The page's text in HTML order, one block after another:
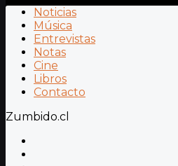
Noticias
Música
Entrevistas
Notas
Cine
Libros
Contacto
Zumbido.cl